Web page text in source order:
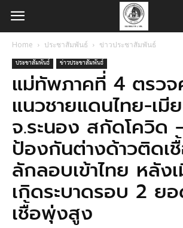
Home ประชาสัมพันธ์ ข่าวประชาสัมพันธ์
ประชาสัมพันธ์ ข่าวประชาสัมพันธ์
แม่ทัพภาคที่ 4 ตรวจ
แนวชายแดนไทย-เมี
จ.ระนอง สกัดโควิด
ป้องกันต่างด้าวติดเ
ลักลอบเข้าไทย หลัง
เกิดระบาดรอบ 2 ย
เชื้อพุ่งสูง